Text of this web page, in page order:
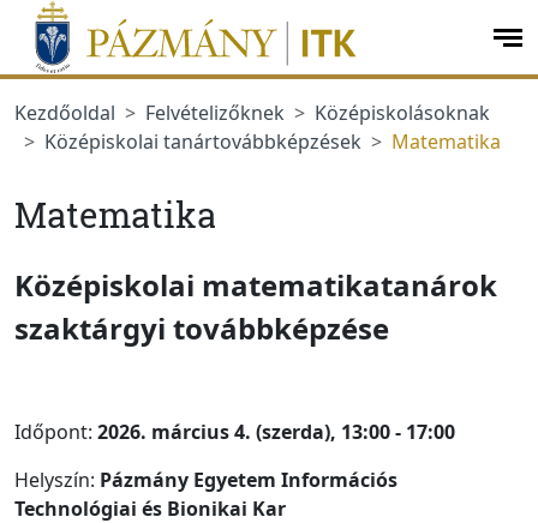
Ugrás a menüre
Ugrás a tartalomra
Kezdőoldal
Felvételizőknek
Középiskolásoknak
Középiskolai tanártovábbképzések
Matematika
Matematika
Középiskolai matematikatanárok
szaktárgyi továbbképzése
Időpont: 2026. március 4. (szerda), 13:00 - 17:00
Helyszín: Pázmány Egyetem Információs
Technológiai és Bionikai Kar